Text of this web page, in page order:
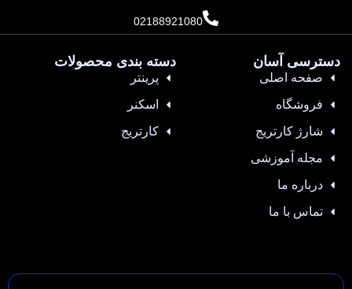
02188921080
دسترسی آسان
صفحه اصلی
فروشگاه
شارژ کارتریج
مجله آموزشی
درباره ما
تماس با ما
دسته بندی محصولات
پرینتر
اسکنر
کارتریج